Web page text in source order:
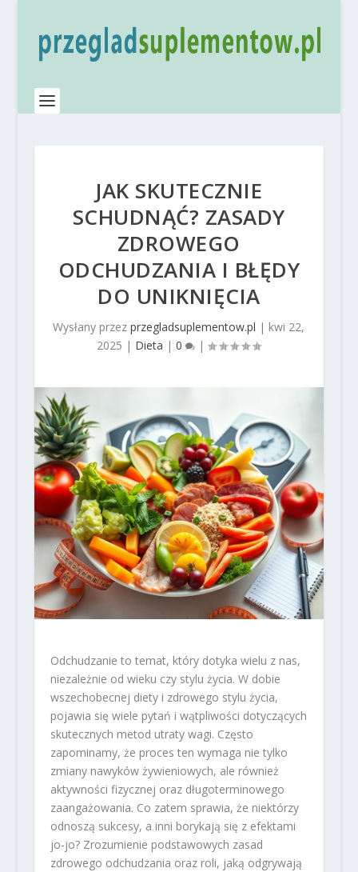
JAK SKUTECZNIE
SCHUDNĄĆ? ZASADY
ZDROWEGO
ODCHUDZANIA I BŁĘDY
DO UNIKNIĘCIA
Wysłany przezprzegladsuplementow.pl | kwi 22,
2025 | Dieta |0 |
Odchudzanie to temat, który dotyka wielu z nas,
niezależnie od wieku czy stylu życia. W dobie
wszechobecnej diety i zdrowego stylu życia,
pojawia się wiele pytań i wątpliwości dotyczących
skutecznych metod utraty wagi. Często
zapominamy, że proces ten wymaga nie tylko
zmiany nawyków żywieniowych, ale również
aktywności fizycznej oraz długoterminowego
zaangażowania. Co zatem sprawia, że niektórzy
odnoszą sukcesy, a inni borykają się z efektami
jo-jo? Zrozumienie podstawowych zasad
zdrowego odchudzania oraz roli, jaką odgrywają